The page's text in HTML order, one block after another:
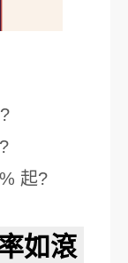
起?
如滾